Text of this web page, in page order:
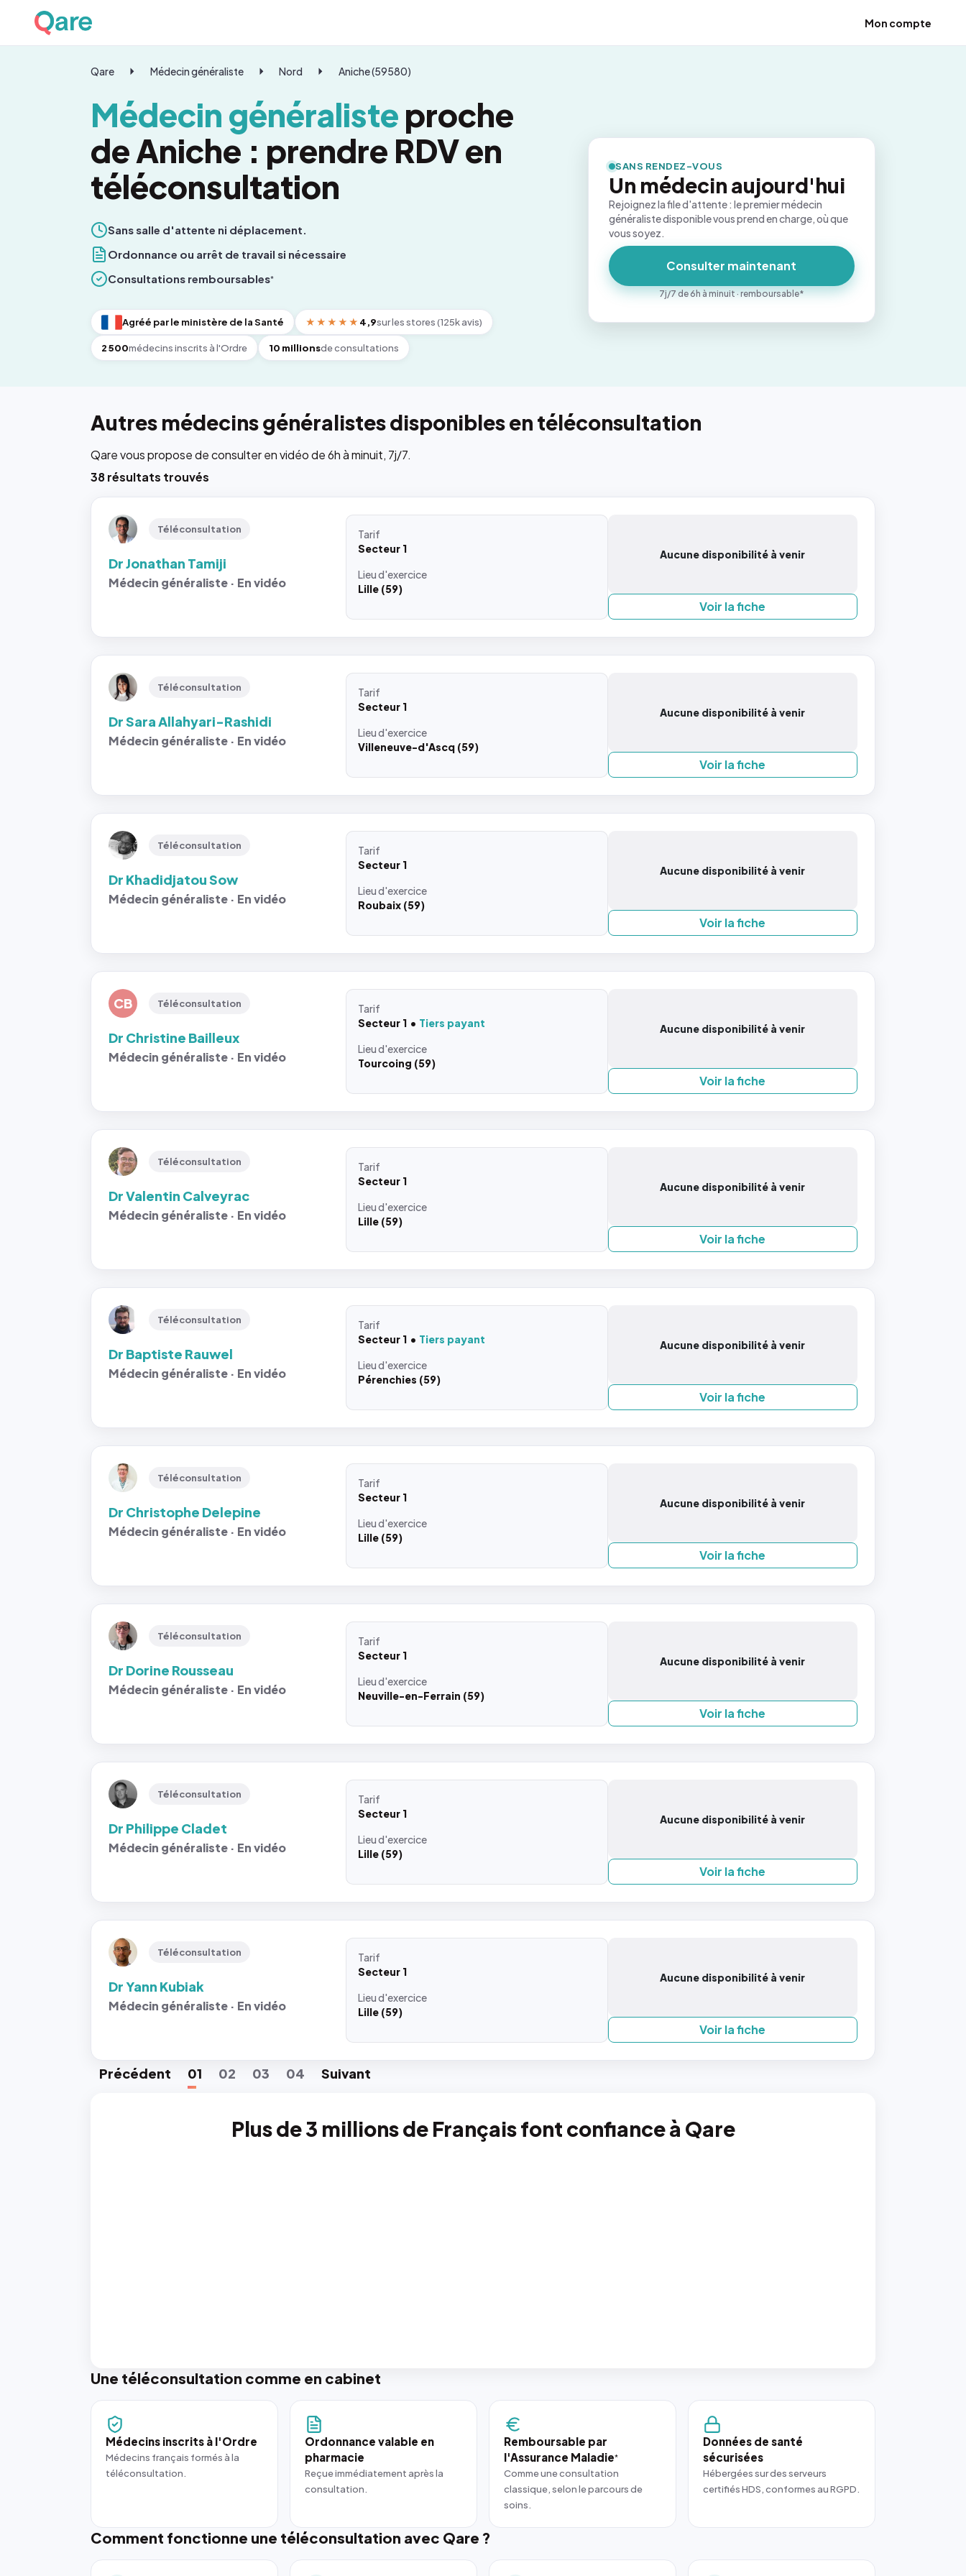
Mon compte
Qare Médecin généraliste Nord Aniche (59580)
Médecin généralisteproche
de Aniche : prendre RDV en
téléconsultation
Sans salle d'attente ni déplacement.
Ordonnance ou arrêt de travail si nécessaire
Consultations remboursables*
Agréé par le ministère de la Santé ★★★★★ 4,9sur les stores (125k avis)
2 500médecins inscrits à l'Ordre 10 millionsde consultations
SANS RENDEZ-VOUS
Un médecin aujourd'hui
Rejoignez la file d'attente : le premier médecin
généraliste disponible vous prend en charge, où que
vous soyez.
Consulter maintenant
7j/7 de 6h à minuit · remboursable*
Autres médecins généralistes disponibles en téléconsultation
Qare vous propose de consulter en vidéo de 6h à minuit, 7j/7.
38 résultats trouvés
Téléconsultation
Dr Jonathan Tamiji
Médecin généraliste · En vidéo
Tarif
Secteur 1
Lieud'exercice
Lille (59)
Aucune disponibilité à venir
Voir la fiche
Téléconsultation
Dr Sara Allahyari-Rashidi
Médecin généraliste · En vidéo
Tarif
Secteur 1
Lieud'exercice
Villeneuve-d'Ascq (59)
Aucune disponibilité à venir
Voir la fiche
Téléconsultation
Dr Khadidjatou Sow
Médecin généraliste · En vidéo
Tarif
Secteur 1
Lieud'exercice
Roubaix (59)
Aucune disponibilité à venir
Voir la fiche
CB Téléconsultation
Dr Christine Bailleux
Médecin généraliste · En vidéo
Tarif
Secteur 1
Tiers payant
Lieud'exercice
Tourcoing (59)
Aucune disponibilité à venir
Voir la fiche
Téléconsultation
Dr Valentin Calveyrac
Médecin généraliste · En vidéo
Tarif
Secteur 1
Lieud'exercice
Lille (59)
Aucune disponibilité à venir
Voir la fiche
Téléconsultation
Dr Baptiste Rauwel
Médecin généraliste · En vidéo
Tarif
Secteur 1
Tiers payant
Lieud'exercice
Pérenchies (59)
Aucune disponibilité à venir
Voir la fiche
Téléconsultation
Dr Christophe Delepine
Médecin généraliste · En vidéo
Tarif
Secteur 1
Lieud'exercice
Lille (59)
Aucune disponibilité à venir
Voir la fiche
Téléconsultation
Dr Dorine Rousseau
Médecin généraliste · En vidéo
Tarif
Secteur 1
Lieud'exercice
Neuville-en-Ferrain (59)
Aucune disponibilité à venir
Voir la fiche
Téléconsultation
Dr Philippe Cladet
Médecin généraliste · En vidéo
Tarif
Secteur 1
Lieud'exercice
Lille (59)
Aucune disponibilité à venir
Voir la fiche
Téléconsultation
Dr Yann Kubiak
Médecin généraliste · En vidéo
Tarif
Secteur 1
Lieud'exercice
Lille (59)
Aucune disponibilité à venir
Voir la fiche
Précédent 01 02 03 04 Suivant
Plus de 3 millions de Français font confiance à Qare
Une téléconsultation comme en cabinet
Médecins inscrits à l'Ordre
Médecins français formés à la
téléconsultation.
Ordonnance valable en
pharmacie
Reçue immédiatement après la
consultation.
Remboursable par
l'Assurance Maladie*
Comme une consultation
classique, selon le parcours de
soins.
Données de santé
sécurisées
Hébergées sur des serveurs
certifiés HDS, conformes au RGPD.
Comment fonctionne une téléconsultation avec Qare ?